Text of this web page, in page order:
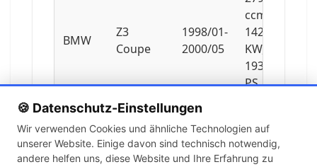
🍪 Datenschutz-Einstellungen
Wir verwenden Cookies und ähnliche Technologien auf
unserer Website. Einige davon sind technisch notwendig,
andere helfen uns, diese Website und Ihre Erfahrung zu
BMW
Z3
Coupe
1998/01-
2000/05
ccm,
142
KW,
193
PS
BMW
Z3
2000/06-
ccm,
170